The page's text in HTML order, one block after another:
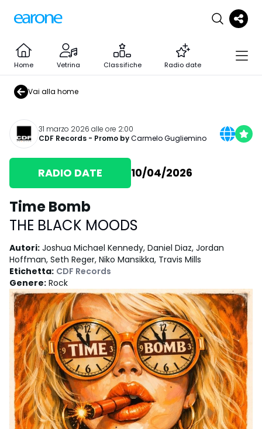
Home Vetrina Classifiche Radio date
Vai alla home
31 marzo 2026 alle ore 2:00
CDF Records - Promo byCarmelo Gugliemino
RADIO DATE 10/04/2026
Time Bomb
THE BLACK MOODS
Autori: Joshua Michael Kennedy, Daniel Diaz, Jordan
Hoffman, Seth Reger, Niko Mansikka, Travis Mills
Etichetta: CDF Records
Genere: Rock